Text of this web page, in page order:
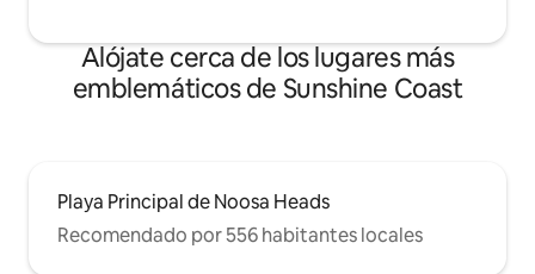
Alójate cerca de los lugares más
emblemáticos de Sunshine Coast
Playa Principal de Noosa Heads
Recomendado por 556 habitantes locales